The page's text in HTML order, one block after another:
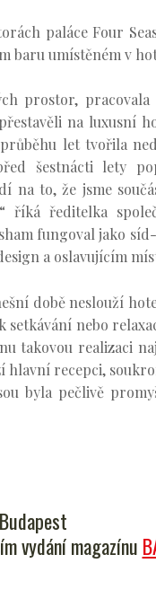
paláce Four
baru umístěném v
prostor,
na luxusní
let tvořila
šestnácti lety
na to, že jsme
říká ředitelka
fungoval jako
a oslavujícím
době neslouží
nebo
takovou realizaci
hlavní recepci,
byla pečlivě
vydání magazínu